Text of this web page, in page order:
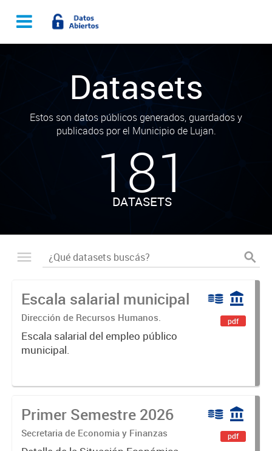
Datasets
Estos son datos públicos generados, guardados y
publicados por el Municipio de Lujan.
181
DATASETS
Escala salarial municipal
Dirección de Recursos Humanos.
Escala salarial del empleo público
municipal.
pdf
Primer Semestre 2026
Secretaria de Economia y Finanzas pdf